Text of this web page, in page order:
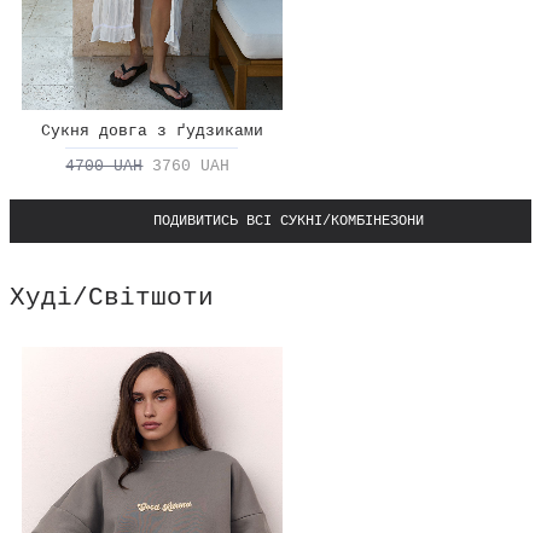
Сукня довга з ґудзиками
4700 UAH 3760 UAH
ПОДИВИТИСЬ ВСІ СУКНІ/КОМБІНЕЗОНИ
Худі/Світшоти